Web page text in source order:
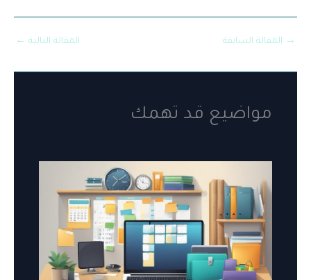
→ المقالة السابقة المقالة التالية ←
مواضيع قد تهمك